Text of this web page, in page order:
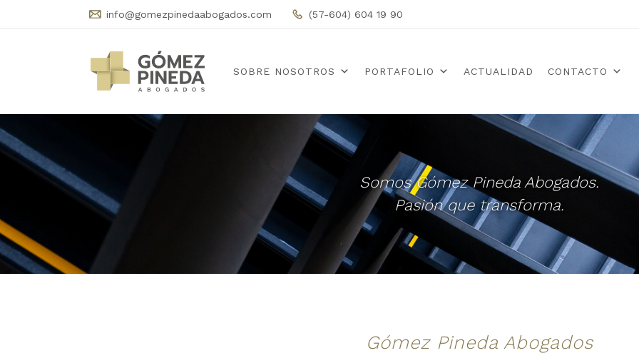
info@gomezpinedaabogados.com (57-604) 604 19 90
SOBRE NOSOTROS PORTAFOLIO ACTUALIDAD CONTACTO
Somos Gómez Pineda Abogados.
Pasión que transforma.
Gómez Pineda Abogados